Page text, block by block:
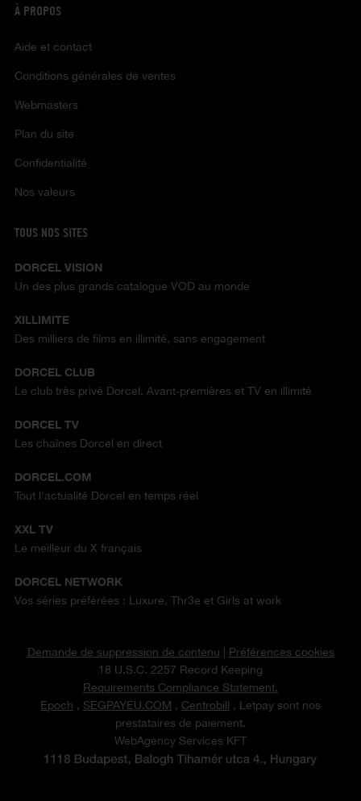
À PROPOS
Aide et contact
Conditions générales de ventes
Webmasters
Plan du site
Confidentialité
Nos valeurs
TOUS NOS SITES
DORCEL VISION
Un des plus grands catalogue VOD au monde
XILLIMITE
Des milliers de films en illimité, sans engagement
DORCEL CLUB
Le club très privé Dorcel. Avant-premières et TV en illimité
DORCEL TV
Les chaînes Dorcel en direct
DORCEL.COM
Tout l'actualité Dorcel en temps réel
XXL TV
Le meilleur du X français
DORCEL NETWORK
Vos séries préférées : Luxure, Thr3e et Girls at work
Demande de suppression de contenu | Préférences cookies
18 U.S.C. 2257 Record Keeping
Requirements Compliance Statement.
Epoch , SEGPAYEU.COM , Centrobill , Letpay sont nos
prestataires de paiement.
WebAgency Services KFT